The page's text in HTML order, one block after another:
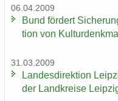
06.04.2009
Bund för­dert
ti­on von
31.03.2009
Lan­des­di­rek­ti­on
der Land­krei­se